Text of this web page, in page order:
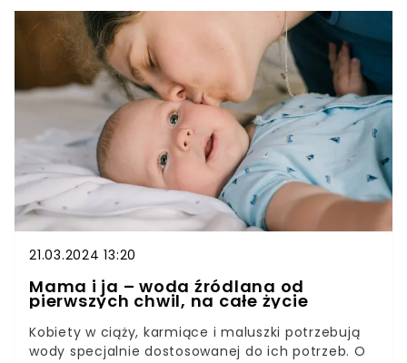
zdrowotne. Z zaparciami w ciąży można walczyć,
a najskuteczniejszym i darmowym sposobem na
poprawę perystaltyki jelit jest dieta.Zmiany
hormonalne i fizyczne w czasie ciąży mogą
wpływać na trawienie i jakość wypróżniania u
ciężarnej. Zaparcia w ciąży to żaden powód do
wstydu. By uniknąć nieprzyjemnych konsekwencji
zatwardzenia, warto zmodyfikować dietę. To
najprostszy i najbardziej skuteczny sposób na
zaparcia.
21.03.2024 13:20
Mama i ja – woda źródlana od
pierwszych chwil, na całe życie
Kobiety w ciąży, karmiące i maluszki potrzebują
wody specjalnie dostosowanej do ich potrzeb. O